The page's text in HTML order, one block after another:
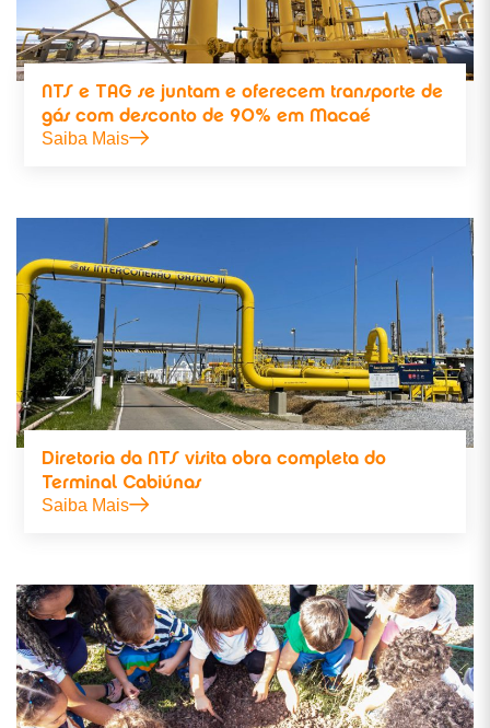
NTS e TAG se juntam e oferecem transporte de
gás com desconto de 90% em Macaé
Saiba Mais
Diretoria da NTS visita obra completa do
Terminal Cabiúnas
Saiba Mais